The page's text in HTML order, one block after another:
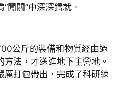
闖關”中深深鑄就。
公斤的裝備和物質經由過
法，才送進地下主營地。
厲打包帶出，完成了科研練